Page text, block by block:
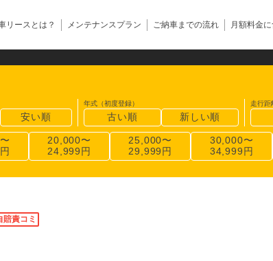
リースとは？ メンテナンスプラン ご納車までの流れ 月額料金
安い順
年式（初度登録）
古い順 新しい順
走行距
20,000〜
24,999円
25,000〜
29,999円
30,000〜
34,999円
賠責コミ